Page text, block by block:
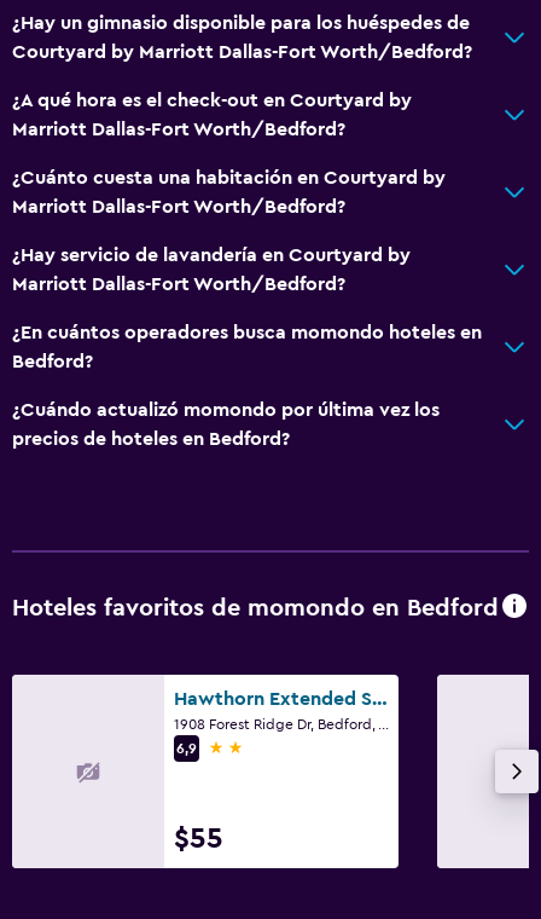
¿Hay un gimnasio disponible para los huéspedes de
Courtyard by Marriott Dallas-Fort Worth/Bedford?
¿A qué hora es el check-out en Courtyard by
Marriott Dallas-Fort Worth/Bedford?
¿Cuánto cuesta una habitación en Courtyard by
Marriott Dallas-Fort Worth/Bedford?
¿Hay servicio de lavandería en Courtyard by
Marriott Dallas-Fort Worth/Bedford?
¿En cuántos operadores busca momondo hoteles en
Bedford?
¿Cuándo actualizó momondo por última vez los
precios de hoteles en Bedford?
Hoteles favoritos de momondo en Bedford
Hawthorn Extended Stay by Wyndham Bedford / Dallas
6,9
2 estrellas
$55